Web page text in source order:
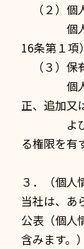
（２）個
個人情
16条第１項
（３）保
個人デ
正、追加又
よび第
る権限を有
３．（個人
当社は、あ
公表（個人
含みます。